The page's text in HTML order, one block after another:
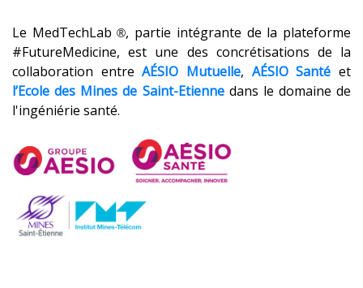
Le MedTechLab®, partie intégrante de la plateforme
#FutureMedicine, est une des concrétisations de la
collaboration entreAÉSIO Mutuelle, AÉSIO Santé et
l’Ecole des Mines de Saint-Etiennedans le domaine de
l'ingéniérie santé.